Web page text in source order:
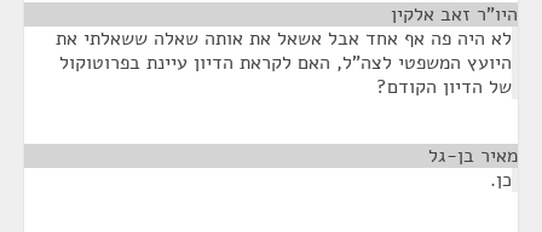
היו"ר זאב אלקין
לא היה פה אף אחד אבל אשאל את אותה שאלה ששאלתי את
היועץ המשפטי לצה"ל, האם לקראת הדיון עיינת בפרוטוקול
של הדיון הקודם?
מאיר בן-גל
כן.